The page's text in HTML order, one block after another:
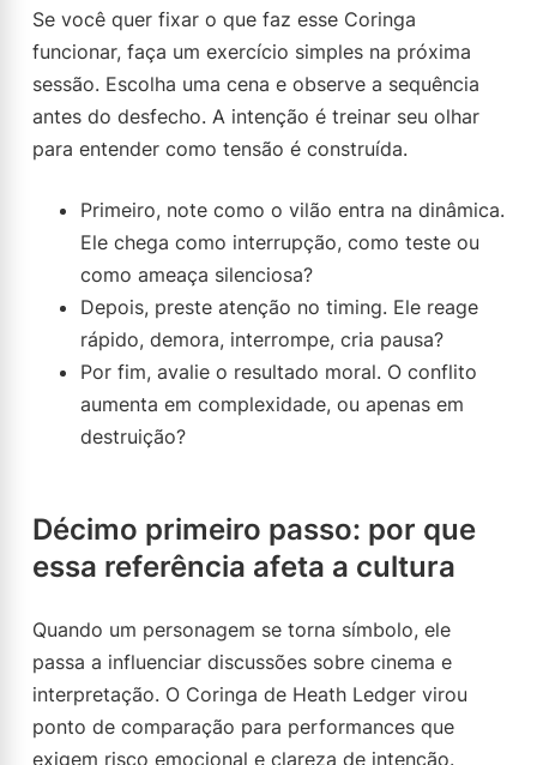
Se você quer fixar o que faz esse Coringa
funcionar, faça um exercício simples na próxima
sessão. Escolha uma cena e observe a sequência
antes do desfecho. A intenção é treinar seu olhar
para entender como tensão é construída.
Primeiro, note como o vilão entra na dinâmica.
Ele chega como interrupção, como teste ou
como ameaça silenciosa?
Depois, preste atenção no timing. Ele reage
rápido, demora, interrompe, cria pausa?
Por fim, avalie o resultado moral. O conflito
aumenta em complexidade, ou apenas em
destruição?
Décimo primeiro passo: por que
essa referência afeta a cultura
Quando um personagem se torna símbolo, ele
passa a influenciar discussões sobre cinema e
interpretação. O Coringa de Heath Ledger virou
ponto de comparação para performances que
exigem risco emocional e clareza de intenção.